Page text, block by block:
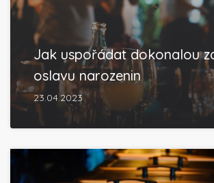
Jak uspořádat dokonalou
oslavu narozenin
23.04.2023